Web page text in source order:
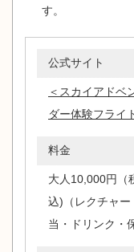
す。
公式サイト
＜スカイアド
ダー体験フライ
料金
大人10,000円
込)（レクチャ
当・ドリンク・